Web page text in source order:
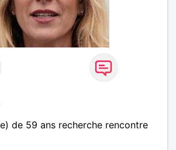
de 59 ans recherche rencontre